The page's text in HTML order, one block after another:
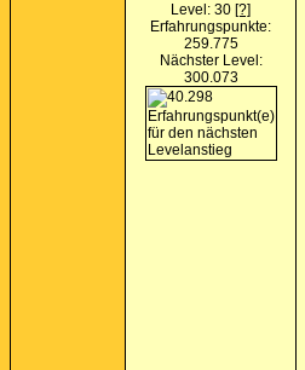
Level: 30 [?]
Erfahrungspunkte:
259.775
Nächster Level:
300.073